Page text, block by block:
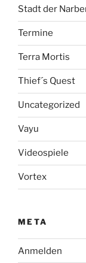
Stadt der
Termine
Terra Mortis
Thief´s Quest
Uncategorized
Vayu
Videospiele
Vortex
META
Anmelden